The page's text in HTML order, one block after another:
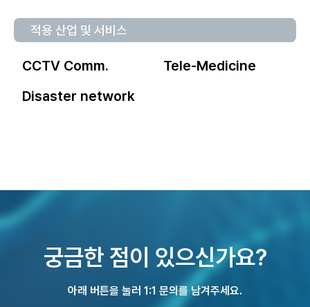
적용 산업 및 서비스
CCTV Comm.
Tele-Medicine
Disaster network
궁금한 점이 있으신가요?
아래 버튼을 눌러 1:1 문의를 남겨주세요.